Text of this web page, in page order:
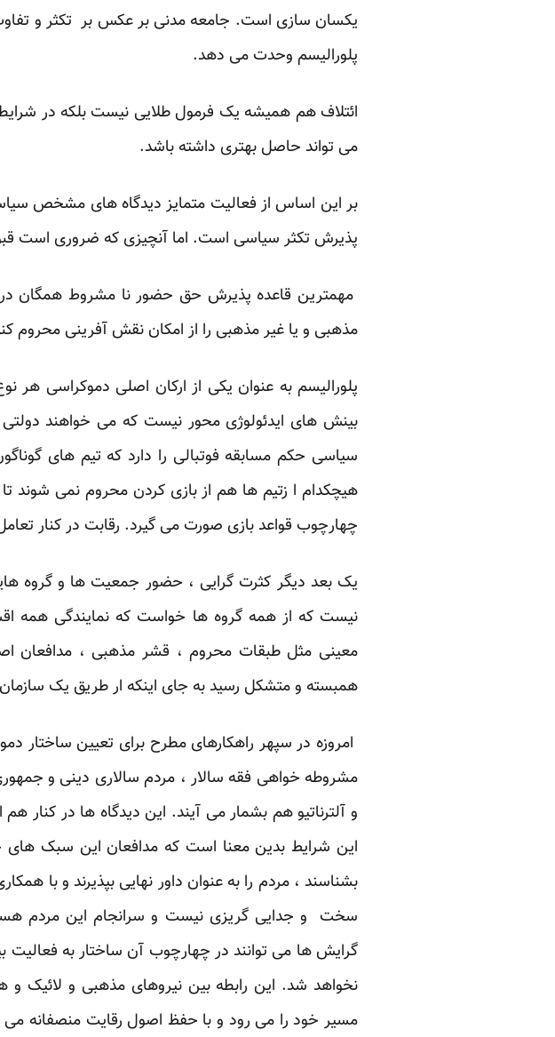
یکسان سازی است. جامعه مدنی بر عکس بر تکثر و
پلورالیسم وحدت می دهد.
ائتلاف هم همیشه یک فرمول طلایی نیست بلکه در
می تواند حاصل بهتری داشته باشد.
بر این اساس از فعالیت متمایز دیدگاه های مشخص
پذیرش تکثر سیاسی است. اما آنچیزی که ضروری است
مهمترین قاعده پذیرش حق حضور نا مشروط همگان
مذهبی و یا غیر مذهبی را از امکان نقش آفرینی محروم
پلورالیسم به عنوان یکی از ارکان اصلی دموکراسی هر
بینش های ایدئولوژی محور نیست که می خواهند دولتی
سیاسی حکم مسابقه فوتبالی را دارد که تیم های
هیچکدام ا زتیم ها هم از بازی کردن محروم نمی شوند
چهارچوب قواعد بازی صورت می گیرد. رقابت در کنار
یک بعد دیگر کثرت گرایی ، حضور جمعیت ها و گروه
نیست که از همه گروه ها خواست که نمایندگی همه
معینی مثل طبقات محروم ، قشر مذهبی ، مدافعان
همبسته و متشکل رسید به جای اینکه ار طریق یک سازمان
امروزه در سپهر راهکارهای مطرح برای تعیین
مشروطه خواهی فقه سالار ، مردم سالاری دینی و
و آلترناتیو هم بشمار می آیند. این دیدگاه ها در کنار
این شرایط بدین معنا است که مدافعان این سبک
بشناسند ، مردم را به عنوان داور نهایی بپذیرند و با
سخت و جدایی گریزی نیست و سرانجام این مردم
گرایش ها می توانند در چهارچوب آن ساختار به
نخواهد شد. این رابطه بین نیروهای مذهبی و
مسیر خود را می رود و با حفظ اصول رقایت منصفانه